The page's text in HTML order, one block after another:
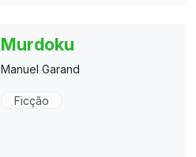
Murdoku
Manuel Garand
Ficção